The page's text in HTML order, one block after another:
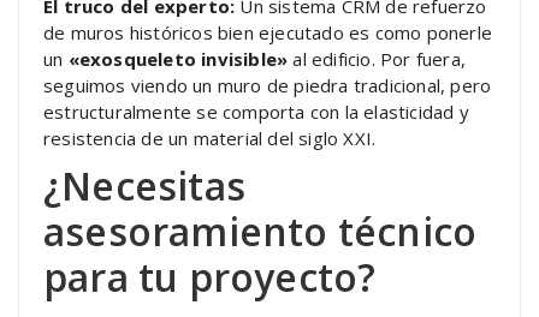
El truco del experto: Un sistema CRM de refuerzo
de muros históricos bien ejecutado es como ponerle
un «exosqueleto invisible» al edificio. Por fuera,
seguimos viendo un muro de piedra tradicional, pero
estructuralmente se comporta con la elasticidad y
resistencia de un material del siglo XXI.
¿Necesitas
asesoramiento técnico
para tu proyecto?